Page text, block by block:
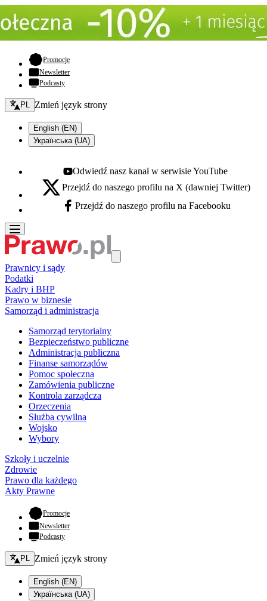
Promocje- otwiera się w nowej karcie
Newsletter
Podcasty
Zmień język - bieżący:
PL Zmień język strony
English (EN)
Українська (UA)
Youtube - otwiera się w nowej karcie
Odwiedź nasz kanał w serwisie YouTube
X - otwiera się w nowej karcie
Przejdź do naszego profilu na X (dawniej Twitter)
Facebook - otwiera się w nowej karcie
Przejdź do naszego profilu na Facebooku
Prawnicy i sądy
Podatki
Kadry i BHP
Prawo w biznesie
Samorząd i administracja
Samorząd terytorialny
Bezpieczeństwo publiczne
Administracja publiczna
Finanse samorządów
Pomoc społeczna
Zamówienia publiczne
Kontrola zarządcza
Orzeczenia
Służba cywilna
Wojsko
Wybory
Szkoły i uczelnie
Zdrowie
Prawo dla każdego
Akty Prawne
Promocje- otwiera się w nowej karcie
Newsletter
Podcasty
Zmień język - bieżący:
PL Zmień język strony
English (EN)
Українська (UA)